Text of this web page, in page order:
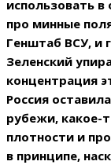
использовать
про минные
Генштаб ВСУ, и
Зеленский
концентрация
Россия
рубежи, какое-
плотности и
в принципе,